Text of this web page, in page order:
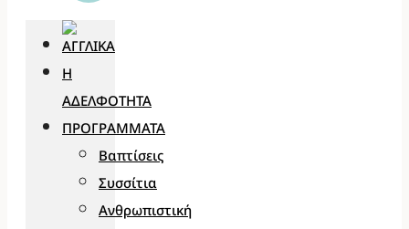
Η
ΑΔΕΛΦΌΤΗΤΑ
ΠΡΟΓΡΆΜΜΑΤΑ
Βαπτίσεις
Συσσίτια
Ανθρωπιστική